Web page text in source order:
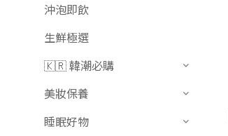
沖泡即飲
生鮮極選
🇰🇷 韓潮必購
美妝保養
睡眠好物